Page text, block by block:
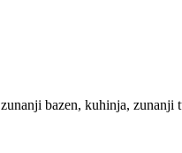
bazen, kuhinja, zunanji